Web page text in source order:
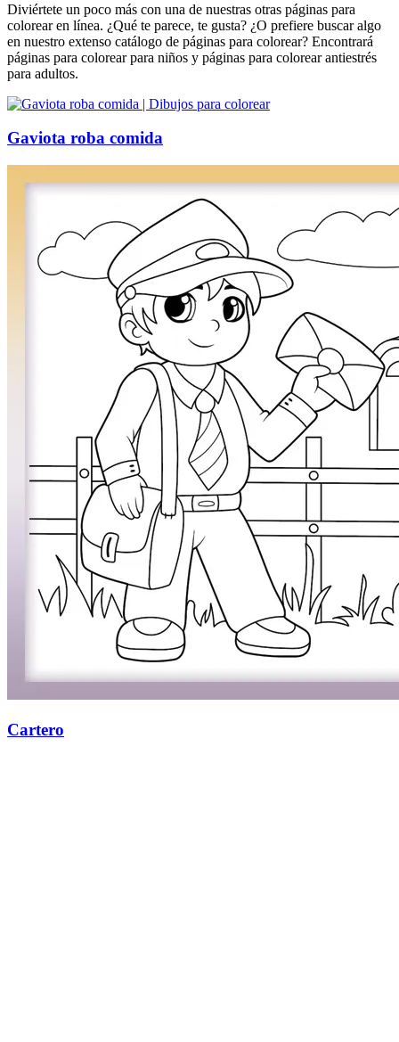
Diviértete un poco más con una de nuestras otras páginas para
colorear en línea. ¿Qué te parece, te gusta? ¿O prefiere buscar algo
en nuestro extenso catálogo de páginas para colorear? Encontrará
páginas para colorear para niños y páginas para colorear antiestrés
para adultos.
Gaviota roba comida
Cartero